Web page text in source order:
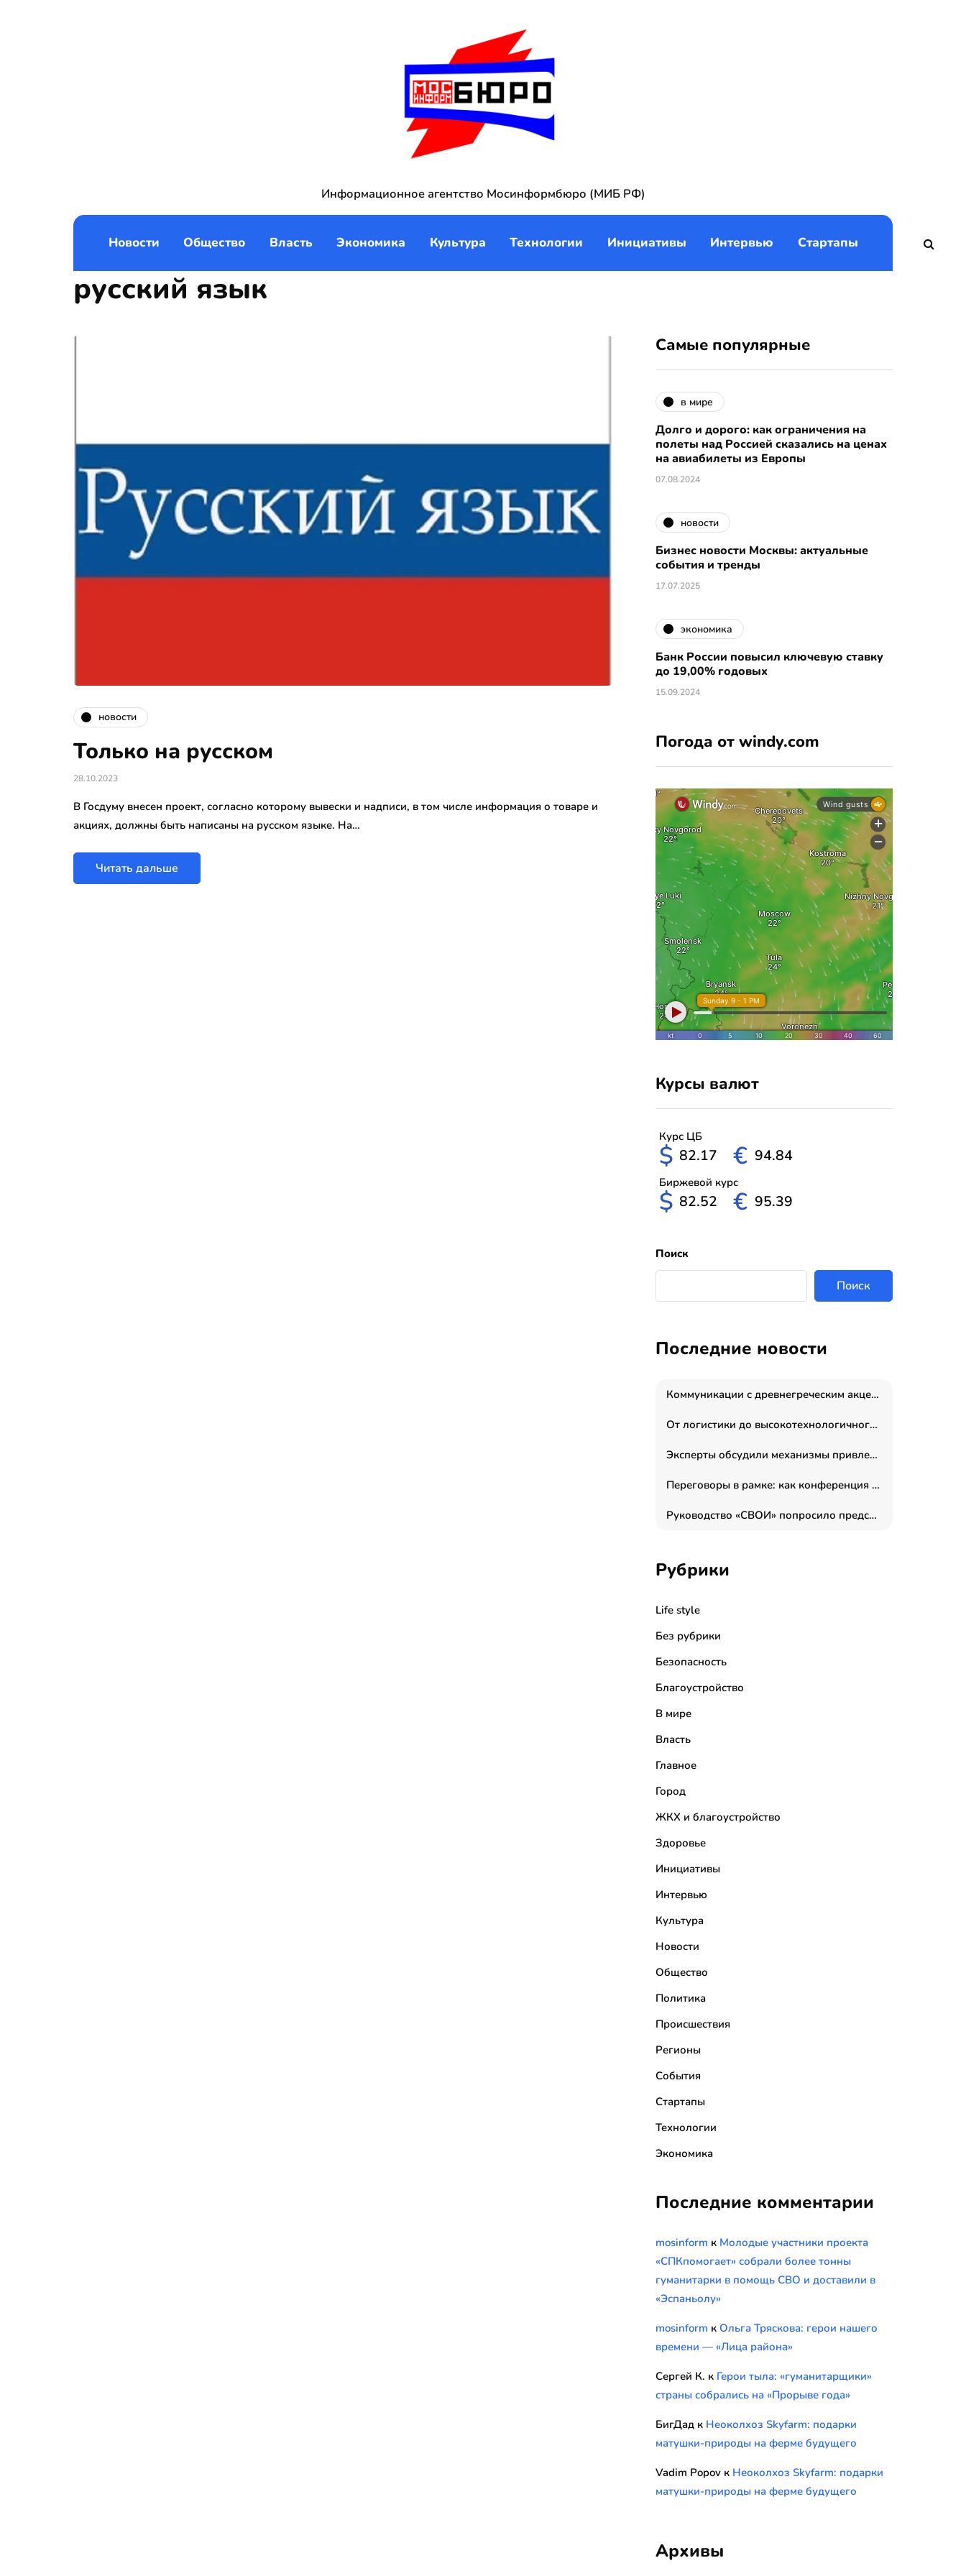
Информационное агентство Мосинформбюро (МИБ РФ)
Новости Общество Власть Экономика Культура Технологии Инициативы Интервью Стартапы
русский язык
новости
Только на русском
28.10.2023
В Госдуму внесен проект, согласно которому вывески и надписи, в том числе информация о товаре и
акциях, должны быть написаны на русском языке. На…
Читать дальше
Самые популярные
в мире
Долго и дорого: как ограничения на
полеты над Россией сказались на ценах
на авиабилеты из Европы
07.08.2024
новости
Бизнес новости Москвы: актуальные
события и тренды
17.07.2025
экономика
Банк России повысил ключевую ставку
до 19,00% годовых
15.09.2024
Погода от windy.com
Курсы валют
Курс ЦБ
$ 82.17 € 94.84
Биржевой курс
$ 82.52 € 95.39
Поиск
Поиск
Последние новости
Коммуникации с древнегреческим акцентом: медиаменеджер и журналист Владимир Дергачев запустил коммуникационное агентство «Сократ 2.0»
От логистики до высокотехнологичного производства: как основатель “гагаринга” выстраивает экосистему безопасности и гражданских БПЛА
Эксперты обсудили механизмы привлечения молодых специалистов в промышленные города
Переговоры в рамке: как конференция «Бизнес как искусство» переформатирует деловой этикет в стенах ТПП РФ
Руководство «СВОИ» попросило председателя СКР дать правовую оценку обысков в тыловом штабе
Рубрики
Life style
Без рубрики
Безопасность
Благоустройство
В мире
Власть
Главное
Город
ЖКХ и благоустройство
Здоровье
Инициативы
Интервью
Культура
Новости
Общество
Политика
Происшествия
Регионы
События
Стартапы
Технологии
Экономика
Последние комментарии
mosinform к Молодые участники проекта
«СПКпомогает» собрали более тонны
гуманитарки в помощь СВО и доставили в
«Эспаньолу»
mosinform к Ольга Тряскова: герои нашего
времени — «Лица района»
Сергей К. к Герои тыла: «гуманитарщики»
страны собрались на «Прорыве года»
БигДад к Неоколхоз Skyfarm: подарки
матушки-природы на ферме будущего
Vadim Popov к Неоколхоз Skyfarm: подарки
матушки-природы на ферме будущего
Архивы